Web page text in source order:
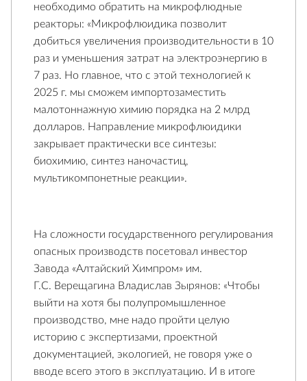
необходимо обратить на микрофлюдные
реакторы: «Микрофлюидика позволит
добиться увеличения производительности в 10
раз и уменьшения затрат на электроэнергию в
7 раз. Но главное, что с этой технологией к
2025 г. мы сможем импортозаместить
малотоннажную химию порядка на 2 млрд
долларов. Направление микрофлюидики
закрывает практически все синтезы:
биохимию, синтез наночастиц,
мультикомпонетные реакции».
На сложности государственного регулирования
опасных производств посетовал инвестор
Завода «Алтайский Химпром» им.
Г.С. Верещагина Владислав Зырянов: «Чтобы
выйти на хотя бы полупромышленное
производство, мне надо пройти целую
историю с экспертизами, проектной
документацией, экологией, не говоря уже о
вводе всего этого в эксплуатацию. И в итоге